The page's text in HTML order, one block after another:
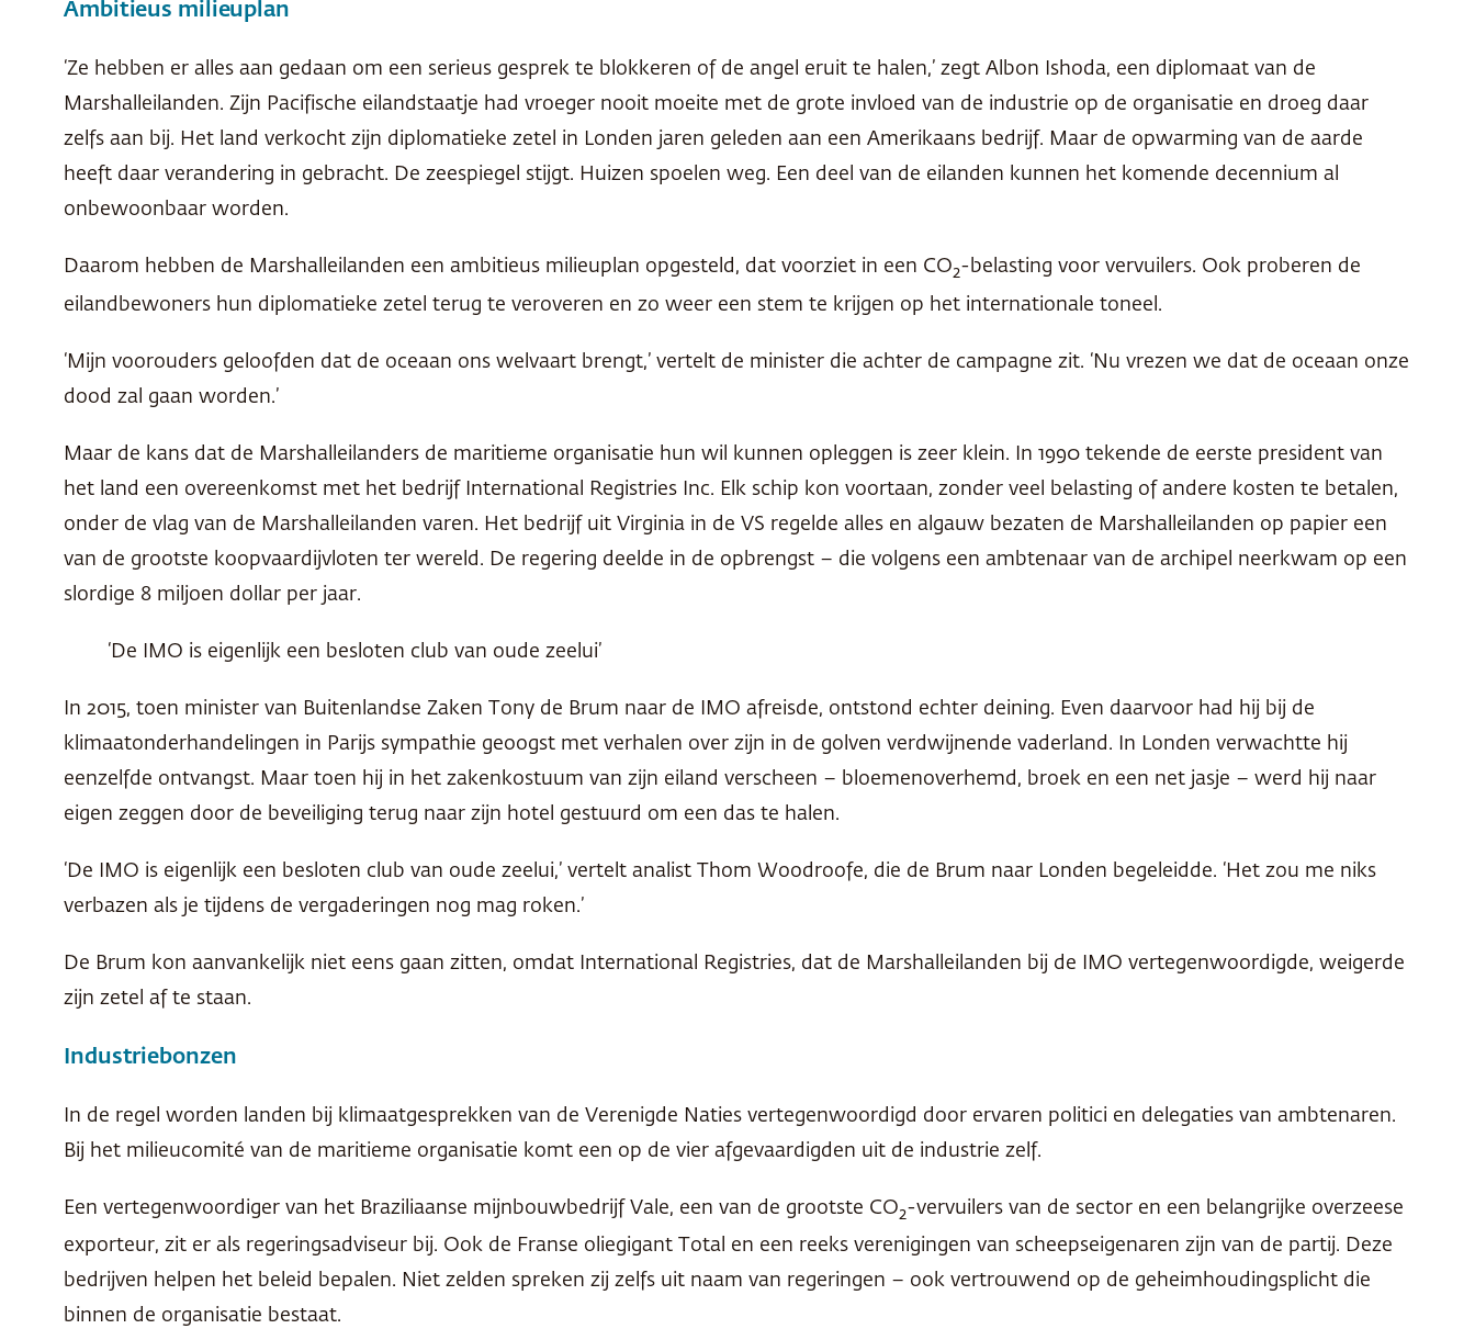
Ambitieus milieuplan
‘Ze hebben er alles aan gedaan om een serieus gesprek te blokkeren of de angel eruit te halen,’ zegt Albon Ishoda, een diplomaat van de
Marshalleilanden. Zijn Pacifische eilandstaatje had vroeger nooit moeite met de grote invloed van de industrie op de organisatie en droeg daar
zelfs aan bij. Het land verkocht zijn diplomatieke zetel in Londen jaren geleden aan een Amerikaans bedrijf. Maar de opwarming van de aarde
heeft daar verandering in gebracht. De zeespiegel stijgt. Huizen spoelen weg. Een deel van de eilanden kunnen het komende decennium al
onbewoonbaar worden.
Daarom hebben de Marshalleilanden een ambitieus milieuplan opgesteld, dat voorziet in een CO2-belasting voor vervuilers. Ook proberen de
eilandbewoners hun diplomatieke zetel terug te veroveren en zo weer een stem te krijgen op het internationale toneel.
‘Mijn voorouders geloofden dat de oceaan ons welvaart brengt,’ vertelt de minister die achter de campagne zit. ‘Nu vrezen we dat de oceaan onze
dood zal gaan worden.’
Maar de kans dat de Marshalleilanders de maritieme organisatie hun wil kunnen opleggen is zeer klein. In 1990 tekende de eerste president van
het land een overeenkomst met het bedrijf International Registries Inc. Elk schip kon voortaan, zonder veel belasting of andere kosten te betalen,
onder de vlag van de Marshalleilanden varen. Het bedrijf uit Virginia in de VS regelde alles en algauw bezaten de Marshalleilanden op papier een
van de grootste koopvaardijvloten ter wereld. De regering deelde in de opbrengst – die volgens een ambtenaar van de archipel neerkwam op een
slordige 8 miljoen dollar per jaar.
‘De IMO is eigenlijk een besloten club van oude zeelui’
In 2015, toen minister van Buitenlandse Zaken Tony de Brum naar de IMO afreisde, ontstond echter deining. Even daarvoor had hij bij de
klimaatonderhandelingen in Parijs sympathie geoogst met verhalen over zijn in de golven verdwijnende vaderland. In Londen verwachtte hij
eenzelfde ontvangst. Maar toen hij in het zakenkostuum van zijn eiland verscheen – bloemenoverhemd, broek en een net jasje – werd hij naar
eigen zeggen door de beveiliging terug naar zijn hotel gestuurd om een das te halen.
‘De IMO is eigenlijk een besloten club van oude zeelui,’ vertelt analist Thom Woodroofe, die de Brum naar Londen begeleidde. ‘Het zou me niks
verbazen als je tijdens de vergaderingen nog mag roken.’
De Brum kon aanvankelijk niet eens gaan zitten, omdat International Registries, dat de Marshalleilanden bij de IMO vertegenwoordigde, weigerde
zijn zetel af te staan.
Industriebonzen
In de regel worden landen bij klimaatgesprekken van de Verenigde Naties vertegenwoordigd door ervaren politici en delegaties van ambtenaren.
Bij het milieucomité van de maritieme organisatie komt een op de vier afgevaardigden uit de industrie zelf.
Een vertegenwoordiger van het Braziliaanse mijnbouwbedrijf Vale, een van de grootste CO2-vervuilers van de sector en een belangrijke overzeese
exporteur, zit er als regeringsadviseur bij. Ook de Franse oliegigant Total en een reeks verenigingen van scheepseigenaren zijn van de partij. Deze
bedrijven helpen het beleid bepalen. Niet zelden spreken zij zelfs uit naam van regeringen – ook vertrouwend op de geheimhoudingsplicht die
binnen de organisatie bestaat.